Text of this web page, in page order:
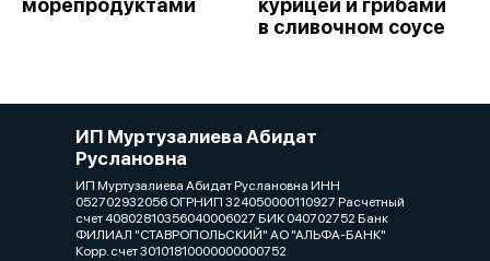
морепродуктами
курицей и грибами
в сливочном соусе
ИП Муртузалиева Абидат
Руслановна
ИП Муртузалиева Абидат Руслановна ИНН
052702932056 ОГРНИП 324050000110927 Расчетный
счет 40802810356040006027 БИК 040702752 Банк
ФИЛИАЛ "СТАВРОПОЛЬСКИЙ" АО "АЛЬФА-БАНК"
Корр. счет 30101810000000000752